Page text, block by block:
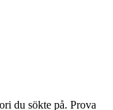
du sökte på. Prova